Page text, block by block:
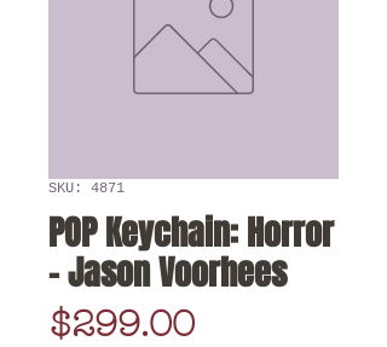
SKU: 4871
POP Keychain: Horror
- Jason Voorhees
$299.00Price